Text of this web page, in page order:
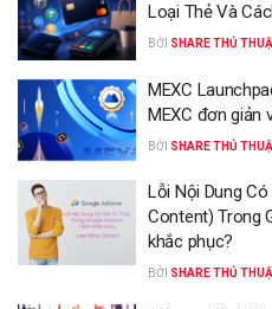
Loại Thẻ Và
BỞI SHARE THỦ
MEXC
MEXC đơn giản
BỞI SHARE THỦ
Lỗi Nội Dung
Content) Trong
khắc phục?
BỞI SHARE THỦ